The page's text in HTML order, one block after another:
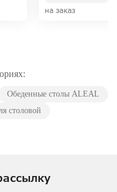
на заказ
Обеденные столы ALEAL
столовой